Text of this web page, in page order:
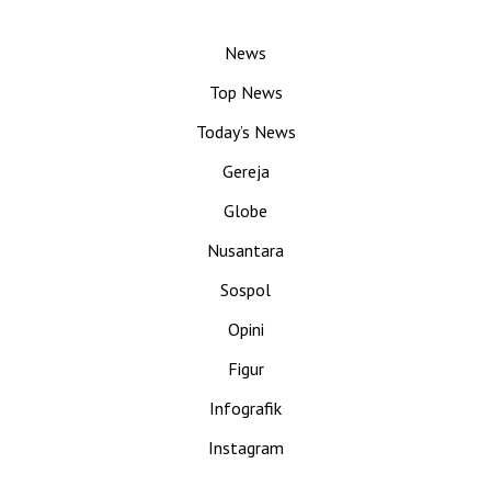
News
Top News
Today’s News
Gereja
Globe
Nusantara
Sospol
Opini
Figur
Infografik
Instagram